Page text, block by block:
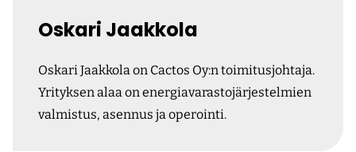
Oskari Jaakkola
Oskari Jaakkola on Cactos Oy:n toimitusjohtaja.
Yrityksen alaa on energiavarastojärjestelmien
valmistus, asennus ja operointi.